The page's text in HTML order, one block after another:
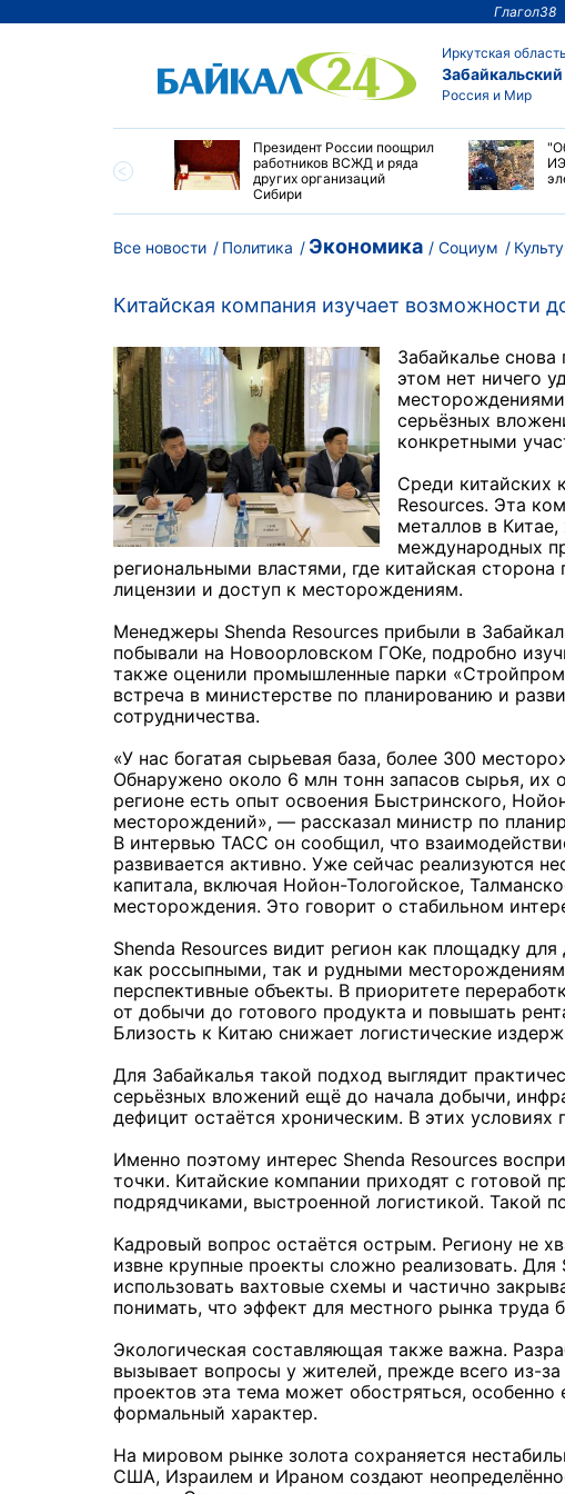
Глагол38
Иркутская область
Россия и Мир
Президент России поощрил
работников ВСЖД и ряда
других организаций
Сибири
Все новости Политика Экономика Социум
Китайская компания изучает возможности
Забайкалье
этом нет ничего
серьёзных
конкретными
Среди китайских
Resources. Эта
металлов в
международных
региональными властями, где китайская
лицензии и доступ к месторождениям.
Менеджеры Shenda Resources прибыли в
побывали на Новоорловском ГОКе, подробно
также оценили промышленные парки
встреча в министерстве по планированию и
сотрудничества.
«У нас богатая сырьевая база, более 300
Обнаружено около 6 млн тонн запасов сырья, их
регионе есть опыт освоения Быстринского,
месторождений», — рассказал министр по
В интервью ТАСС он сообщил, что
развивается активно. Уже сейчас реализуются
капитала, включая Нойон-Тологойское,
месторождения. Это говорит о стабильном
Shenda Resources видит регион как площадку
как россыпными, так и рудными
перспективные объекты. В приоритете
от добычи до готового продукта и повышать
Близость к Китаю снижает логистические
Для Забайкалья такой подход выглядит
серьёзных вложений ещё до начала добычи,
дефицит остаётся хроническим. В этих условиях
Именно поэтому интерес Shenda Resources
точки. Китайские компании приходят с готовой
подрядчиками, выстроенной логистикой. Такой
Кадровый вопрос остаётся острым. Региону не
извне крупные проекты сложно реализовать. Для
использовать вахтовые схемы и частично
понимать, что эффект для местного рынка труда
Экологическая составляющая также важна.
вызывает вопросы у жителей, прежде всего из-
проектов эта тема может обостряться,
формальный характер.
На мировом рынке золота сохраняется
США, Израилем и Ираном создают